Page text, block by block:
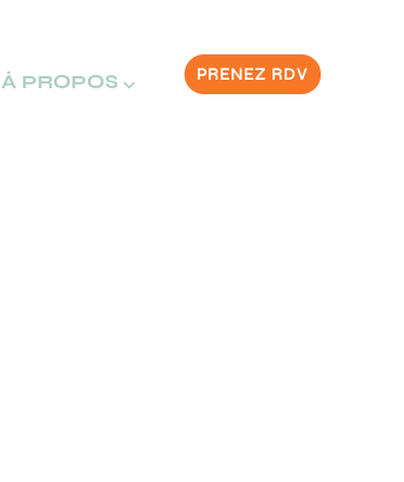
PRENEZ RDV
À PROPOS ⌵